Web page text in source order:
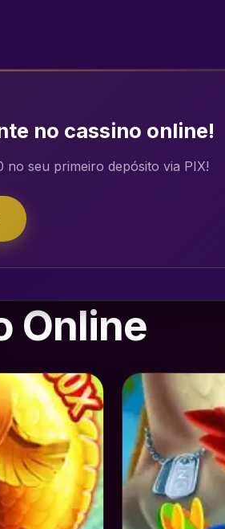
no cassino online!
seu primeiro depósito via PIX!
Online